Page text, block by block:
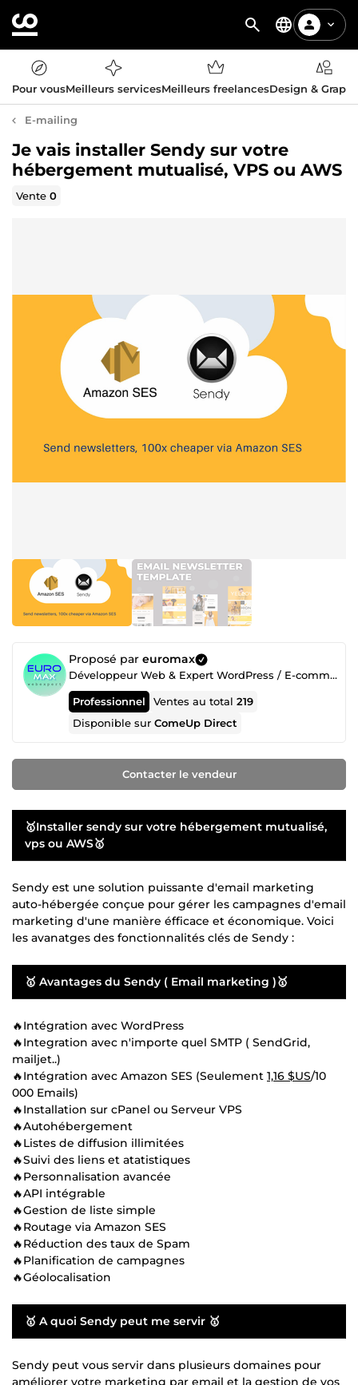
Pour vousMeilleurs servicesMeilleurs freelancesDesign &
E-mailing
Je vais installer Sendy sur votre
hébergement mutualisé, VPS ou AWS
Vente0
Proposé par euromax
Développeur Web & Expert WordPress / E-commerce | +8 ans d’expérience
Professionnel Ventes au total219
Disponible surComeUp Direct
Contacter le vendeur
🥇Installer sendy sur votre hébergement mutualisé,
vps ou AWS🥇
Sendy est une solution puissante d'email marketing
auto-hébergée conçue pour gérer les campagnes d'email
marketing d'une manière éfficace et économique. Voici
les avanatges des fonctionnalités clés de Sendy :
🥇 Avantages du Sendy ( Email marketing )🥇
🔥Intégration avec WordPress
🔥Integration avec n'importe quel SMTP ( SendGrid,
mailjet..)
🔥Intégration avec Amazon SES (Seulement 1,16 $US/10
000 Emails)
🔥Installation sur cPanel ou Serveur VPS
🔥Autohébergement
🔥Listes de diffusion illimitées
🔥Suivi des liens et atatistiques
🔥Personnalisation avancée
🔥API intégrable
🔥Gestion de liste simple
🔥Routage via Amazon SES
🔥Réduction des taux de Spam
🔥Planification de campagnes
🔥Géolocalisation
🥇 A quoi Sendy peut me servir 🥇
Sendy peut vous servir dans plusieurs domaines pour
améliorer votre marketing par email et la gestion de vos